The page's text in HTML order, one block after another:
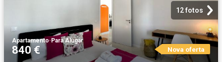
12 fotos
Apartamento·Para Alugar
840 € Nova oferta